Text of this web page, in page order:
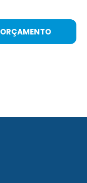
ADICIONAR AO ORÇAMENTO